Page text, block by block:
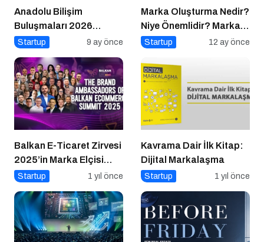
Anadolu Bilişim
Buluşmaları 2026
Danışma Kurulu Güçlü
Başladı
Startup 9 ay önce
Marka Oluşturma Nedir?
Niye Önemlidir? Marka
Oluşturma Nasıl Yapılır?
Startup 12 ay önce
Balkan E-Ticaret Zirvesi
2025’in Marka Elçisi
Belli Oldu
Startup 1 yıl önce
Kavrama Dair İlk Kitap:
Dijital Markalaşma
Startup 1 yıl önce